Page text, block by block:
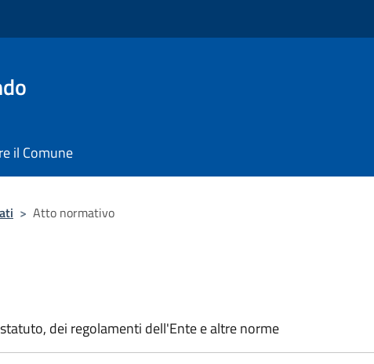
il Comune
> Atto normativo
dei regolamenti dell'Ente e altre norme